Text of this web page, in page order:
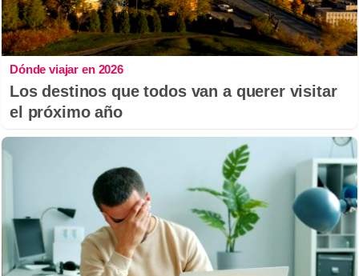
Dónde viajar en 2026
Los destinos que todos van a querer visitar
el próximo año